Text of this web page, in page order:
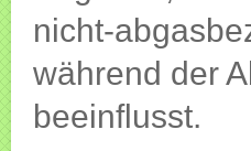
nicht-
während der
beeinflusst.